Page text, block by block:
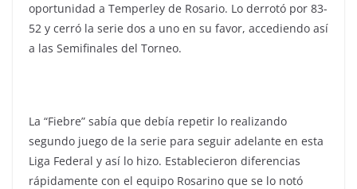
oportunidad a Temperley de Rosario. Lo derrotó por 83-
52 y cerró la serie dos a uno en su favor, accediendo así
a las Semifinales del Torneo.
La “Fiebre” sabía que debía repetir lo realizando
segundo juego de la serie para seguir adelante en esta
Liga Federal y así lo hizo. Establecieron diferencias
rápidamente con el equipo Rosarino que se lo notó